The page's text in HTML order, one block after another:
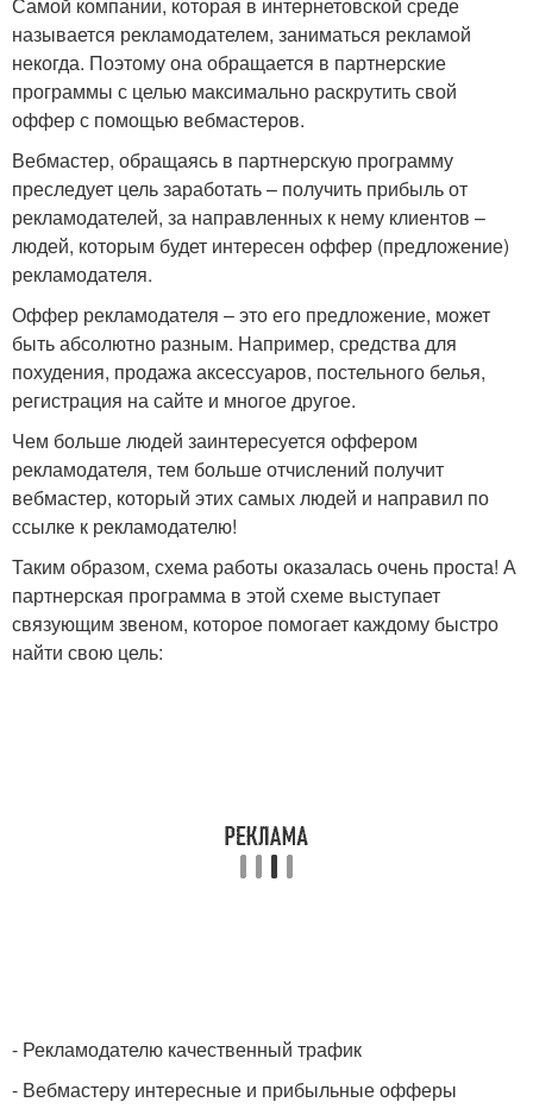
Самой компании, которая в интернетовской среде
называется рекламодателем, заниматься рекламой
некогда. Поэтому она обращается в партнерские
программы с целью максимально раскрутить свой
оффер с помощью вебмастеров.
Вебмастер, обращаясь в партнерскую программу
преследует цель заработать – получить прибыль от
рекламодателей, за направленных к нему клиентов –
людей, которым будет интересен оффер (предложение)
рекламодателя.
Оффер рекламодателя – это его предложение, может
быть абсолютно разным. Например, средства для
похудения, продажа аксессуаров, постельного белья,
регистрация на сайте и многое другое.
Чем больше людей заинтересуется оффером
рекламодателя, тем больше отчислений получит
вебмастер, который этих самых людей и направил по
ссылке к рекламодателю!
Таким образом, схема работы оказалась очень проста! А
партнерская программа в этой схеме выступает
связующим звеном, которое помогает каждому быстро
найти свою цель:
- Рекламодателю качественный трафик
- Вебмастеру интересные и прибыльные офферы